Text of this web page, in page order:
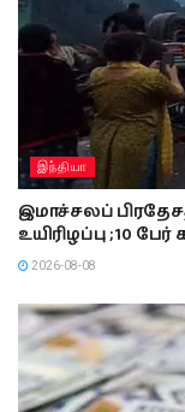
இந்தியா
இமாச்சலப்
உயிரிழப்பு ; 10
2026-08-08